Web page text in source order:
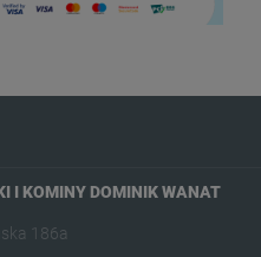
I KOMINY DOMINIK WANAT
186a